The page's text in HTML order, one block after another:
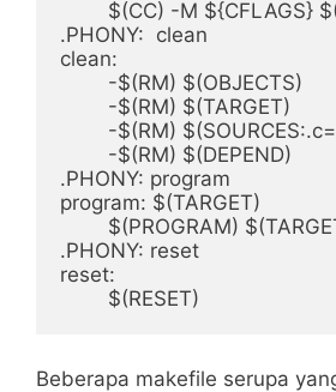
.PHONY:	clean
clean:
.PHONY: program
program: $(TARGET)
.PHONY: reset
reset:
Beberapa makefile serupa